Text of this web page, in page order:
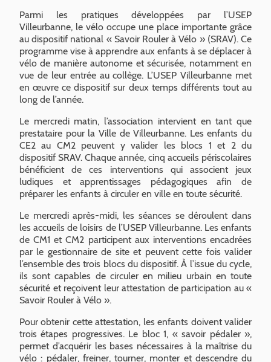
Parmi les pratiques développées par l’USEP
Villeurbanne, le vélo occupe une place importante grâce
au dispositif national « Savoir Rouler à Vélo » (SRAV). Ce
programme vise à apprendre aux enfants à se déplacer à
vélo de manière autonome et sécurisée, notamment en
vue de leur entrée au collège. L’USEP Villeurbanne met
en œuvre ce dispositif sur deux temps différents tout au
long de l’année.
Le mercredi matin, l’association intervient en tant que
prestataire pour la Ville de Villeurbanne. Les enfants du
CE2 au CM2 peuvent y valider les blocs 1 et 2 du
dispositif SRAV. Chaque année, cinq accueils périscolaires
bénéficient de ces interventions qui associent jeux
ludiques et apprentissages pédagogiques afin de
préparer les enfants à circuler en ville en toute sécurité.
Le mercredi après-midi, les séances se déroulent dans
les accueils de loisirs de l’USEP Villeurbanne. Les enfants
de CM1 et CM2 participent aux interventions encadrées
par le gestionnaire de site et peuvent cette fois valider
l’ensemble des trois blocs du dispositif. À l’issue du cycle,
ils sont capables de circuler en milieu urbain en toute
sécurité et reçoivent leur attestation de participation au «
Savoir Rouler à Vélo ».
Pour obtenir cette attestation, les enfants doivent valider
trois étapes progressives. Le bloc 1, « savoir pédaler »,
permet d’acquérir les bases nécessaires à la maîtrise du
vélo : pédaler, freiner, tourner, monter et descendre du